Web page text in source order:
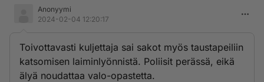
Anonyymi
2024-02-04 12:20:17
Toivottavasti kuljettaja sai sakot myös taustapeiliin
katsomisen laiminlyönnistä. Poliisit perässä, eikä
älyä noudattaa valo-opastetta.